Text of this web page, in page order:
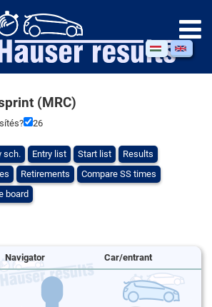
(MRC)
26
sch. Entry list Start list
Results
Retirements
Compare SS times
board
Navigator Car/entrant